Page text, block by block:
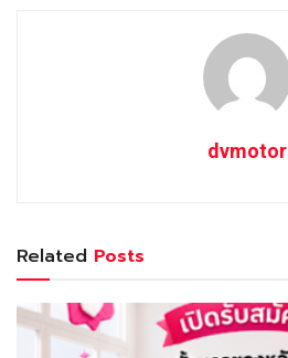
dvmotor
Related Posts